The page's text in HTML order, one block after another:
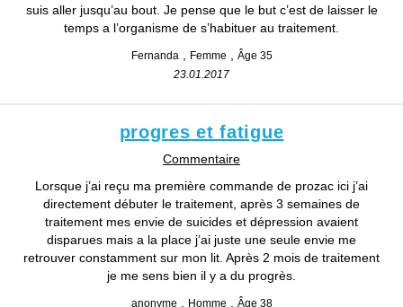
suis aller jusqu’au bout. Je pense que le but c’est de laisser le
temps a l’organisme de s’habituer au traitement.
Fernanda Femme
Âge 35
23.01.2017
progres et fatigue
Commentaire
Lorsque j’ai reçu ma première commande de prozac ici j’ai
directement débuter le traitement, après 3 semaines de
traitement mes envie de suicides et dépression avaient
disparues mais a la place j’ai juste une seule envie me
retrouver constamment sur mon lit. Après 2 mois de traitement
je me sens bien il y a du progrès.
anonyme Homme Âge 38